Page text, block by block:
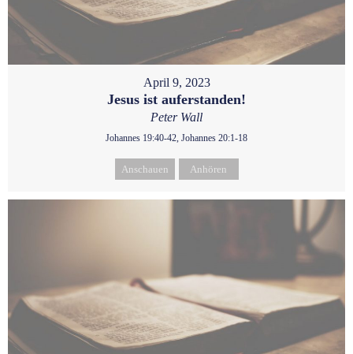
April 9, 2023
Jesus ist auferstanden!
Peter Wall
Johannes 19:40-42, Johannes 20:1-18
Anschauen Anhören